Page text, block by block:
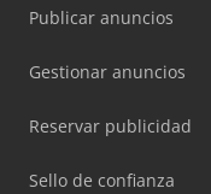
Publicar anuncios
Gestionar anuncios
Reservar publicidad
Sello de confianza